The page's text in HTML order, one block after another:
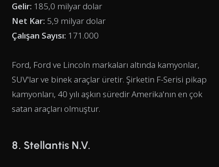
Gelir: 185,0 milyar dolar
Net Kar: 5,9 milyar dolar
Çalışan Sayısı: 171.000
Ford, Ford ve Lincoln markaları altında kamyonlar,
SUV'lar ve binek araçlar üretir. Şirketin F-Serisi pikap
kamyonları, 40 yılı aşkın süredir Amerika'nın en çok
satan araçları olmuştur.
8. Stellantis N.V.